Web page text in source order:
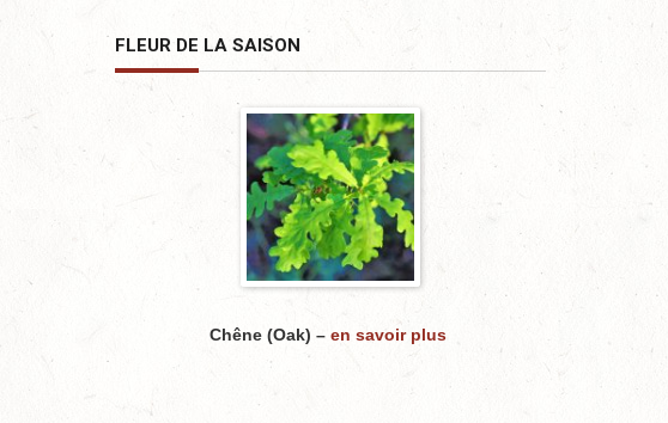
FLEUR DE LA SAISON
Chêne (Oak) – en savoir plus